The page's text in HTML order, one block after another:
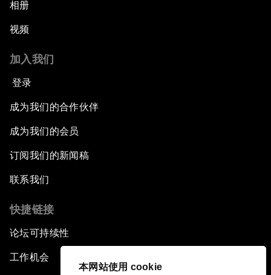
本网站使用 cookie
相册
视频
加入我们
登录
成为我们的合作伙伴
成为我们的会员
订阅我们的新闻稿
联系我们
快捷链接
论坛可持续性
工作机会